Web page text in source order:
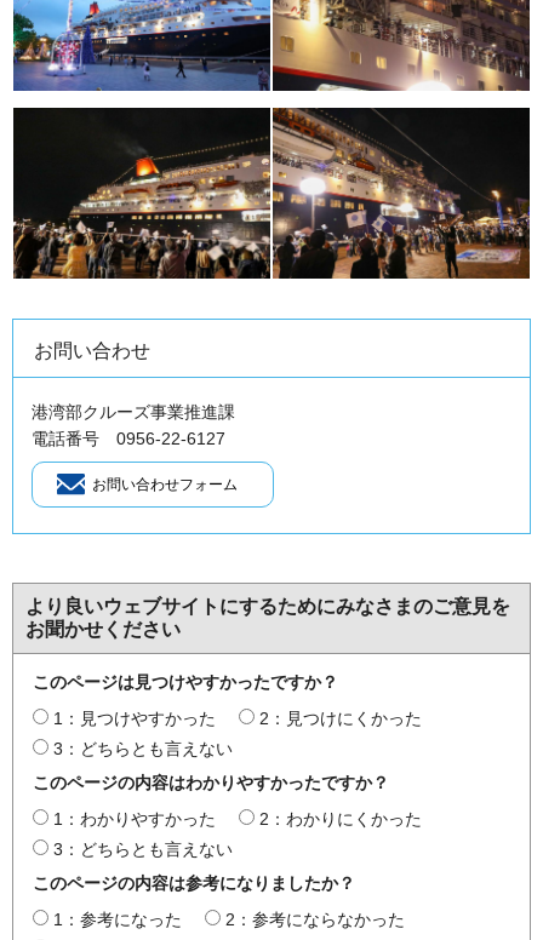
お問い合わせ
港湾部クルーズ事業推進課
電話番号 0956-22-6127
より良いウェブサイトにするためにみなさまのご意見を
お聞かせください
このページは見つけやすかったですか？
1：見つけやすかった
2：見つけにくかった
3：どちらとも言えない
このページの内容はわかりやすかったですか？
1：わかりやすかった
2：わかりにくかった
3：どちらとも言えない
このページの内容は参考になりましたか？
1：参考になった
2：参考にならなかった